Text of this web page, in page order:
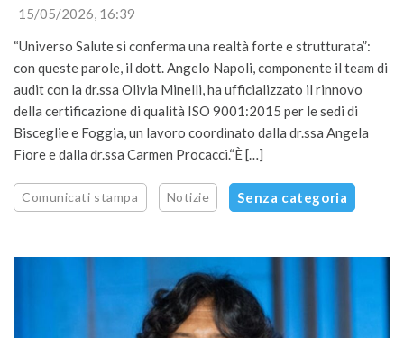
15/05/2026, 16:39
“Universo Salute si conferma una realtà forte e strutturata”:
con queste parole, il dott. Angelo Napoli, componente il team di
audit con la dr.ssa Olivia Minelli, ha ufficializzato il rinnovo
della certificazione di qualità ISO 9001:2015 per le sedi di
Bisceglie e Foggia, un lavoro coordinato dalla dr.ssa Angela
Fiore e dalla dr.ssa Carmen Procacci.“È […]
Comunicati stampa Notizie Senza categoria